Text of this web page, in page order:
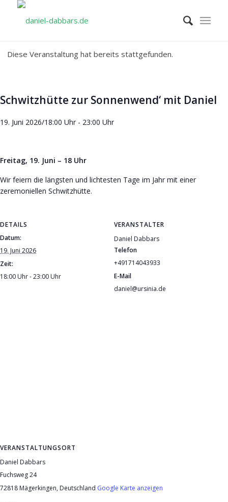
Diese Veranstaltung hat bereits stattgefunden.
Schwitzhütte zur Sonnenwend‘ mit Daniel
19. Juni 2026/18:00 Uhr - 23:00 Uhr
Freitag, 19. Juni – 18 Uhr
Wir feiern die längsten und lichtesten Tage im Jahr mit einer
zeremoniellen Schwitzhütte.
DETAILS
Datum:
19. Juni 2026
Zeit:
18:00 Uhr - 23:00 Uhr
VERANSTALTER
Daniel Dabbars
Telefon
+491714043933
E-Mail
daniel@ursinia.de
VERANSTALTUNGSORT
Daniel Dabbars
Fuchsweg 24
72818 Mägerkingen, Deutschland Google Karte anzeigen